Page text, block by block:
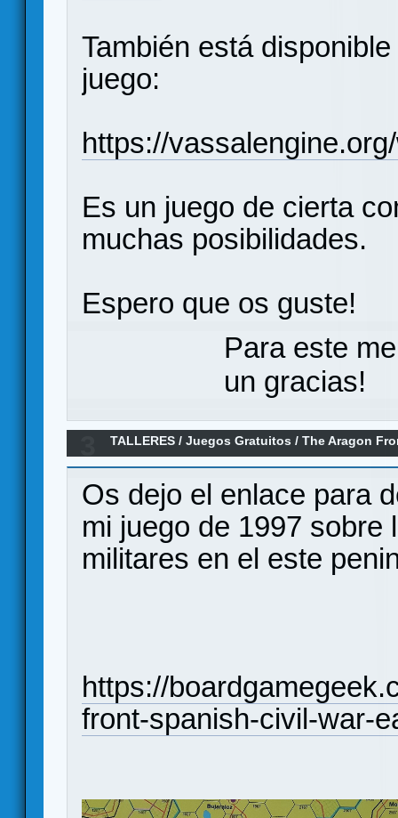
También está
juego:
https://
Es un juego de cierta
muchas posibilidades.
Espero que os guste!
Para este
un gracias!
TALLERES /Juegos Gratuitos/The Aragon
Os dejo el enlace para
mi juego de 1997
militares en el este
https://
front-spanish-civil-war-